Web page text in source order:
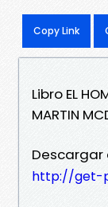
Copy Link
Libro EL
MARTIN
Descargar
http://get-